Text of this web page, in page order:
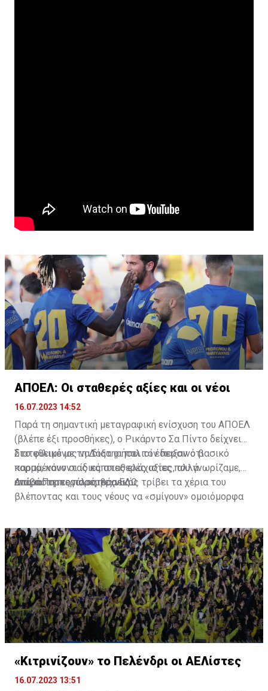
ΑΠΟΕΛ: Οι σταθερές αξίες και οι νέοι
16.07.2023 14:52
Παρά τη σημαντική μεταγραφική ενίσχυση του ΑΠΟΕΛ
(βλέπε έξι προσθήκες), ο Ρικάρντο Σα Πίντο δείχνει
διατεθειμένος να διατηρήσει τον περσινό βασικό
κορμό, κάνοντας κάποιες ελάχιστες, αλλά
απαραίτητες παρεμβάσεις.
Στο φιλικό με τη Δόξα οι παλιοί έδειξαν ότι
παραμένουν οι ίδιες σταθερές αξίες που γνωρίζαμε,
ενώ ο Πορτογάλος τεχνικός τρίβει τα χέρια του
βλέποντας και τους νέους να «σμίγουν» ομοιόμορφα
Διαβάστε περισσότεραΕΔΩ.
«Κιτρινίζουν» το Πελένδρι οι ΑΕΛίστες
16.07.2023 13:51